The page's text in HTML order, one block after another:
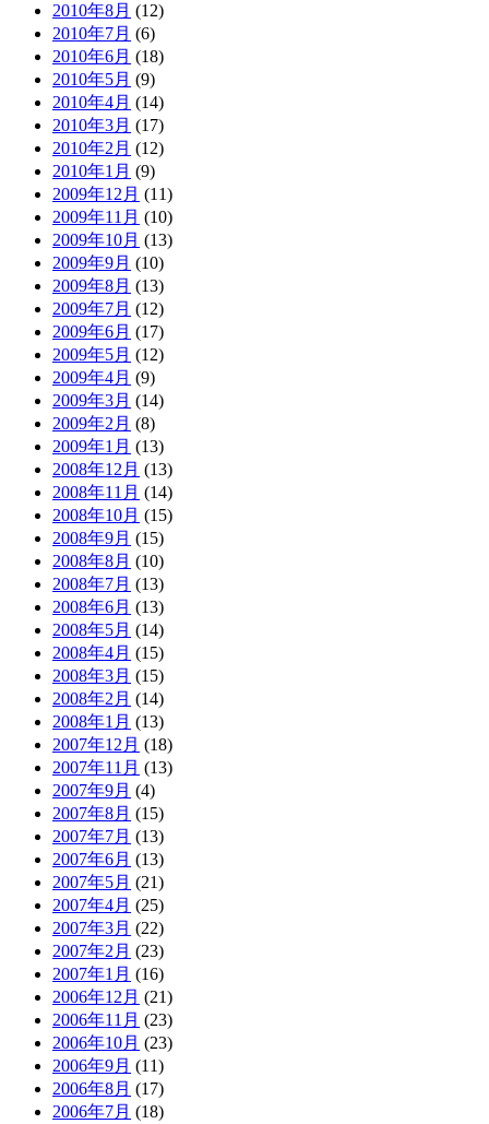
2010年8月 (12)
2010年7月 (6)
2010年6月 (18)
2010年5月 (9)
2010年4月 (14)
2010年3月 (17)
2010年2月 (12)
2010年1月 (9)
2009年12月 (11)
2009年11月 (10)
2009年10月 (13)
2009年9月 (10)
2009年8月 (13)
2009年7月 (12)
2009年6月 (17)
2009年5月 (12)
2009年4月 (9)
2009年3月 (14)
2009年2月 (8)
2009年1月 (13)
2008年12月 (13)
2008年11月 (14)
2008年10月 (15)
2008年9月 (15)
2008年8月 (10)
2008年7月 (13)
2008年6月 (13)
2008年5月 (14)
2008年4月 (15)
2008年3月 (15)
2008年2月 (14)
2008年1月 (13)
2007年12月 (18)
2007年11月 (13)
2007年9月 (4)
2007年8月 (15)
2007年7月 (13)
2007年6月 (13)
2007年5月 (21)
2007年4月 (25)
2007年3月 (22)
2007年2月 (23)
2007年1月 (16)
2006年12月 (21)
2006年11月 (23)
2006年10月 (23)
2006年9月 (11)
2006年8月 (17)
2006年7月 (18)